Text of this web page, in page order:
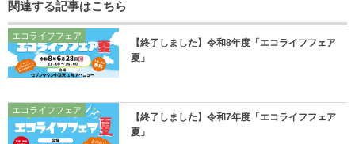
関連する記事はこちら
エコライフフェア
【終了しました】令和8年度「エコライフフェア
夏」
エコライフフェア
【終了しました】令和7年度「エコライフフェア
夏」